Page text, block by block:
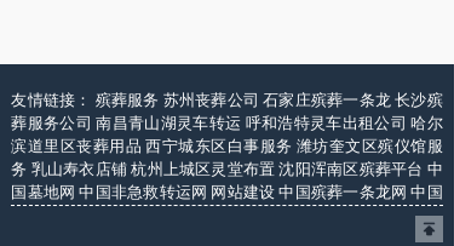
友情链接： 殡葬服务 苏州丧葬公司石家庄殡葬一条龙长沙殡
葬服务公司南昌青山湖灵车转运 呼和浩特灵车出租公司哈尔
滨道里区丧葬用品西宁城东区白事服务潍坊奎文区殡仪馆服
务 乳山寿衣店铺杭州上城区灵堂布置沈阳浑南区殡葬平台 中
国墓地网中国非急救转运网 网站建设中国殡葬一条龙网中国